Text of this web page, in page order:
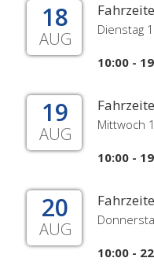
18
AUG Dienstag
10:00 -
19
AUG Mittwoch
10:00 -
20
AUG
10:00 -